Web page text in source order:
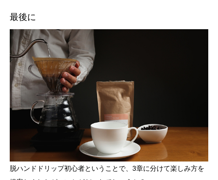
最後に
脱ハンドドリップ初心者ということで、3章に分けて楽しみ方を